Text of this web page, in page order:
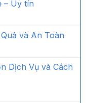
– Uy tín
và An Toàn
Dịch Vụ và Cách